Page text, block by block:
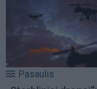
Pasaulis